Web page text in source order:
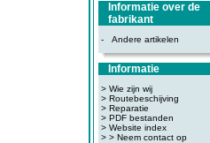
Informatie over de
fabrikant
- Andere artikelen
Informatie
> Wie zijn wij
> Routebeschijving
> Reparatie
> PDF bestanden
> Website index
> > Neem contact op